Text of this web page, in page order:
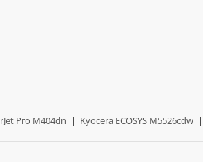
Pro M404dn | Kyocera ECOSYS M5526cdw |